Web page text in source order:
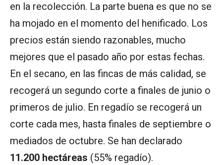
en la recolección. La parte buena es que no se
ha mojado en el momento del henificado. Los
precios están siendo razonables, mucho
mejores que el pasado año por estas fechas.
En el secano, en las fincas de más calidad, se
recogerá un segundo corte a finales de junio o
primeros de julio. En regadío se recogerá un
corte cada mes, hasta finales de septiembre o
mediados de octubre. Se han declarado
11.200 hectáreas (55% regadío).